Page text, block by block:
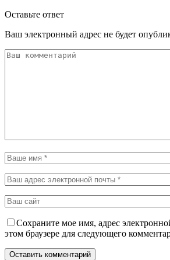
Оставьте ответ
Ваш электронный адрес не будет
Сохраните мое имя, адрес
этом браузере для следующего